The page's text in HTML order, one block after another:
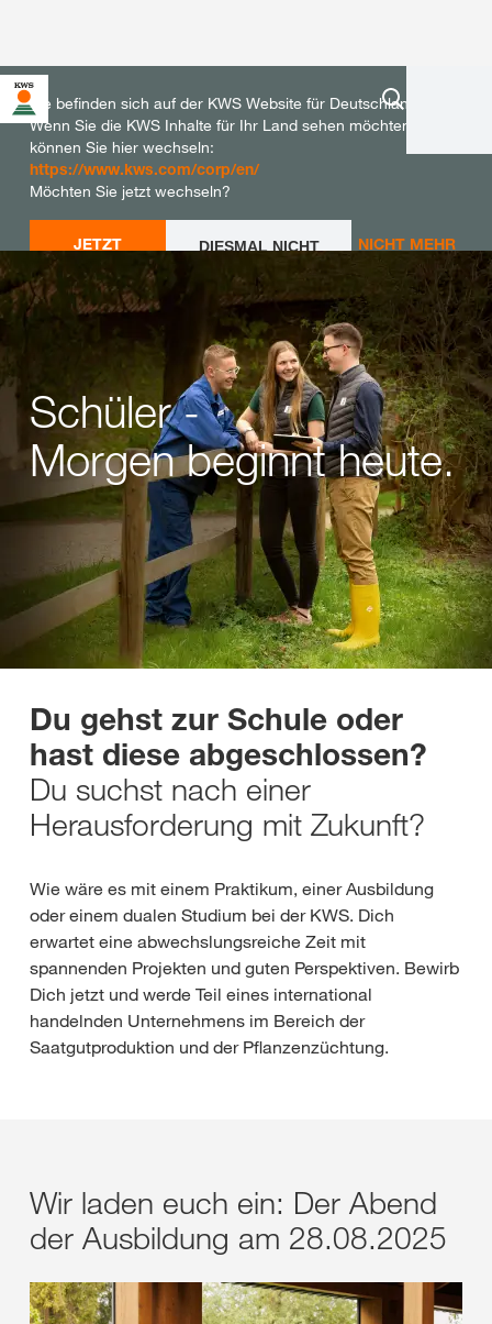
Sie befinden sich auf der KWS Website für Deutschland.
Wenn Sie die KWS Inhalte für Ihr Land sehen möchten,
können Sie hier wechseln:
https://www.kws.com/corp/en/
Möchten Sie jetzt wechseln?
JETZT
WECHSELN
DIESMAL NICHT
NICHT MEHR
Schüler -
Morgen beginnt heute.
Du gehst zur Schule oder
hast diese abgeschlossen?
Du suchst nach einer
Herausforderung mit Zukunft?
Wie wäre es mit einem Praktikum, einer Ausbildung
oder einem dualen Studium bei der KWS. Dich
erwartet eine abwechslungsreiche Zeit mit
spannenden Projekten und guten Perspektiven. Bewirb
Dich jetzt und werde Teil eines international
handelnden Unternehmens im Bereich der
Saatgutproduktion und der Pflanzenzüchtung.
Wir laden euch ein: Der Abend
der Ausbildung am 28.08.2025